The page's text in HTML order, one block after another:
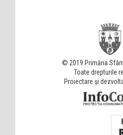
© 2019 Primăria
Toate drepturile
Proiectare și